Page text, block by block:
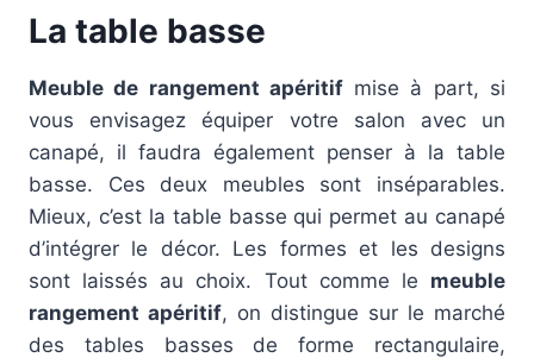
La table basse
Meuble de rangement apéritifmise à part, si
vous envisagez équiper votre salon avec un
canapé, il faudra également penser à la table
basse. Ces deux meubles sont inséparables.
Mieux, c’est la table basse qui permet au canapé
d’intégrer le décor. Les formes et les designs
sont laissés au choix. Tout comme le meuble
rangement apéritif, on distingue sur le marché
des tables basses de forme rectangulaire,